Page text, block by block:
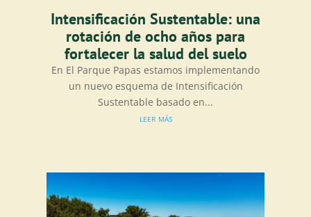
Intensificación Sustentable: una
rotación de ocho años para
fortalecer la salud del suelo
En El Parque Papas estamos implementando
un nuevo esquema de Intensificación
Sustentable basado en...
leer más